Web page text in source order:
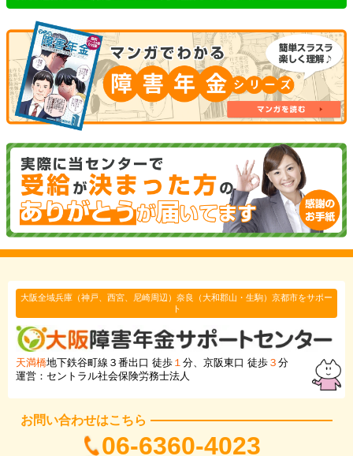
大阪全域兵庫（神戸、西宮、尼崎周辺）奈良（大和郡山・生駒）京都市をサポー
ト
天満橋地下鉄谷町線３番出口 徒歩 １ 分、京阪東口 徒歩 ３ 分
運営：セントラル社会保険労務士法人
お問い合わせはこちら
06-6360-4023